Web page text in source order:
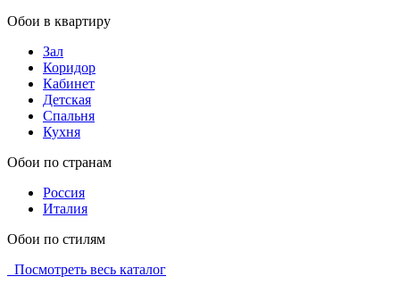
Обои в квартиру
Зал
Коридор
Кабинет
Детская
Спальня
Кухня
Обои по странам
Россия
Италия
Обои по стилям
Посмотреть весь каталог